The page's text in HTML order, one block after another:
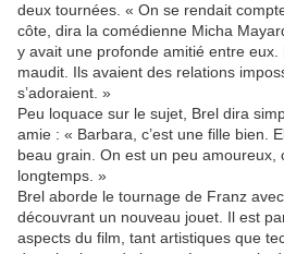
deux tournées. « On se rendait
côte, dira la comédienne Micha
y avait une profonde amitié entre
maudit. Ils avaient des relations
s’adoraient. »
Peu loquace sur le sujet, Brel dira
amie : « Barbara, c’est une fille bien.
beau grain. On est un peu amoureux,
longtemps. »
Brel aborde le tournage de Franz
découvrant un nouveau jouet. Il est
aspects du film, tant artistiques que